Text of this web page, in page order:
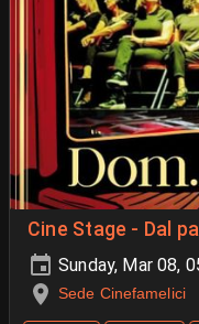
Cine Stage - Dal
Sunday, Mar 08,
Sede Cinefamelici